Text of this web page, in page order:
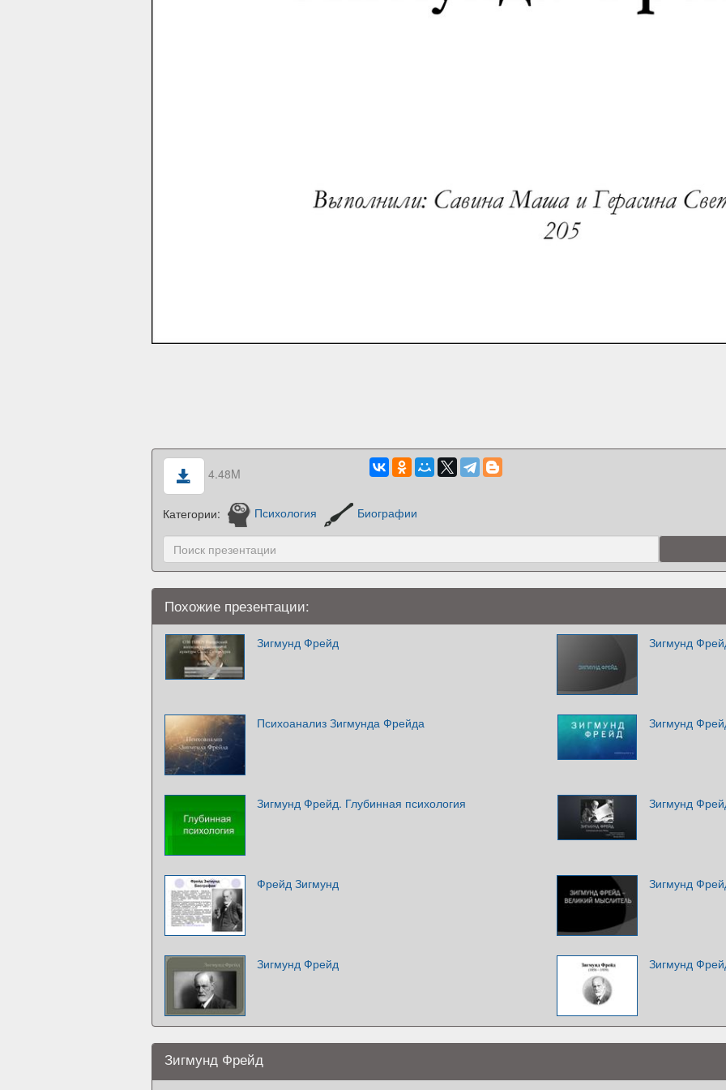
4.48M
Категории: Психология Биографии
Похожие презентации:
Зигмунд Фрейд Зигмунд
Психоанализ Зигмунда Фрейда Зигмунд
Зигмунд Фрейд. Глубинная психология Зигмунд
Фрейд Зигмунд Зигмунд
Зигмунд Фрейд Зигмунд
Зигмунд Фрейд